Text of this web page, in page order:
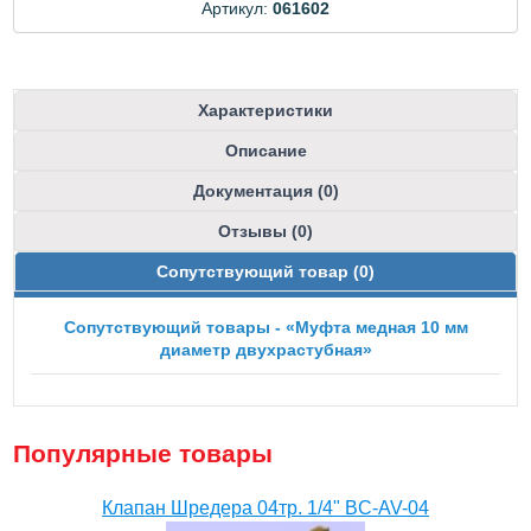
Артикул: 061602
Характеристики
Описание
Документация (0)
Отзывы (0)
Сопутствующий товар (0)
Сопутствующий товары - «Муфта медная 10 мм
диаметр двухрастубная»
Популярные товары
Клапан Шредера 04тр. 1/4" BC-AV-04